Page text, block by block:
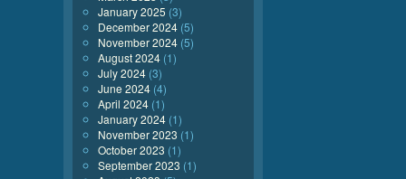
January 2025 (3)
December 2024 (5)
November 2024 (5)
August 2024 (1)
July 2024 (3)
June 2024 (4)
April 2024 (1)
January 2024 (1)
November 2023 (1)
October 2023 (1)
September 2023 (1)